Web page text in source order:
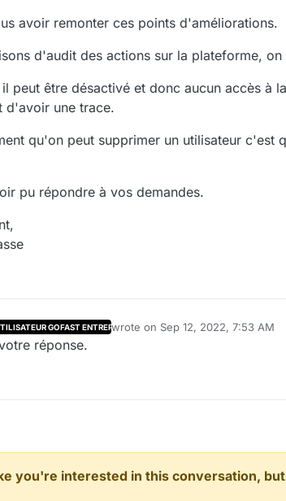
avoir remonter ces points d'améliorations.
d'audit des actions sur la plateforme,
peut être désactivé et donc aucun accès à
d'avoir une trace.
qu'on peut supprimer un utilisateur c'est
pu répondre à vos demandes.
GOFAST ENTREPRISEwrote on Sep 12, 2022, 7:53 AM
last edited by
réponse.
you're interested in this conversation,